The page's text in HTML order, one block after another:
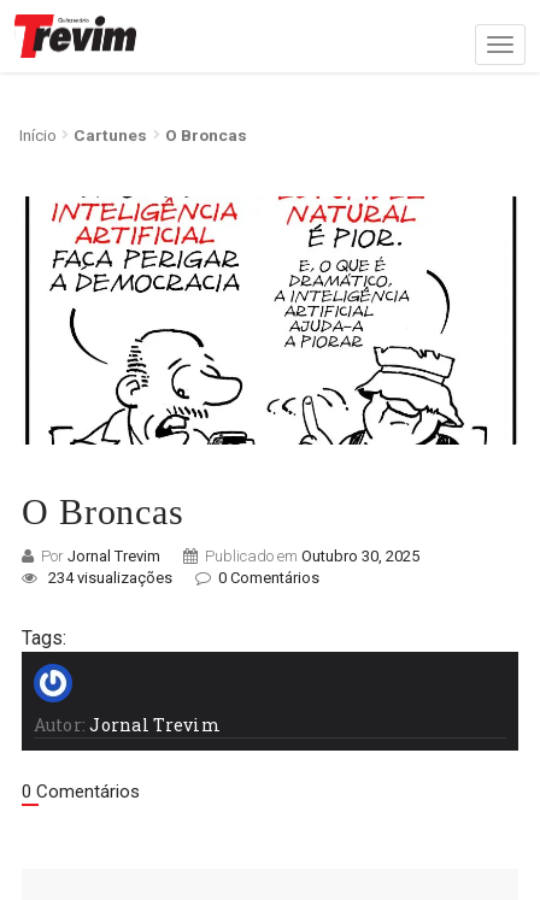
Início Cartunes O Broncas
O Broncas
Por Jornal Trevim Publicado em Outubro 30, 2025
234 visualizações
0 Comentários
Tags:
Autor: Jornal Trevim
0 Comentários